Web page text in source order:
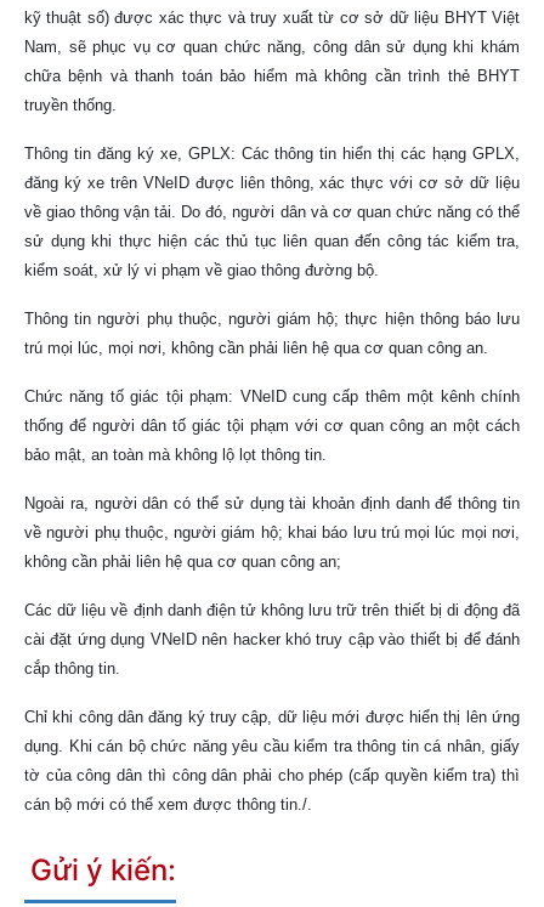
kỹ thuật số) được xác thực và truy xuất từ cơ sở dữ liệu BHYT Việt
Nam, sẽ phục vụ cơ quan chức năng, công dân sử dụng khi khám
chữa bệnh và thanh toán bảo hiểm mà không cần trình thẻ BHYT
truyền thống.
Thông tin đăng ký xe, GPLX: Các thông tin hiển thị các hạng GPLX,
đăng ký xe trên VNeID được liên thông, xác thực với cơ sở dữ liệu
về giao thông vận tải. Do đó, người dân và cơ quan chức năng có thể
sử dụng khi thực hiện các thủ tục liên quan đến công tác kiểm tra,
kiểm soát, xử lý vi phạm về giao thông đường bộ.
Thông tin người phụ thuộc, người giám hộ; thực hiện thông báo lưu
trú mọi lúc, mọi nơi, không cần phải liên hệ qua cơ quan công an.
Chức năng tố giác tội phạm: VNeID cung cấp thêm một kênh chính
thống để người dân tố giác tội phạm với cơ quan công an một cách
bảo mật, an toàn mà không lộ lọt thông tin.
Ngoài ra, người dân có thể sử dụng tài khoản định danh để thông tin
về người phụ thuộc, người giám hộ; khai báo lưu trú mọi lúc mọi nơi,
không cần phải liên hệ qua cơ quan công an;
Các dữ liệu về định danh điện tử không lưu trữ trên thiết bị di động đã
cài đặt ứng dụng VNeID nên hacker khó truy cập vào thiết bị để đánh
cắp thông tin.
Chỉ khi công dân đăng ký truy cập, dữ liệu mới được hiển thị lên ứng
dụng. Khi cán bộ chức năng yêu cầu kiểm tra thông tin cá nhân, giấy
tờ của công dân thì công dân phải cho phép (cấp quyền kiểm tra) thì
cán bộ mới có thể xem được thông tin./.
Gửi ý kiến: